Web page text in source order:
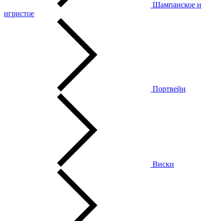
Шампанское и
игристое
Портвейн
Виски